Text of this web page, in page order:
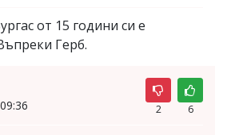
от 15 години си е
Герб.
2 6